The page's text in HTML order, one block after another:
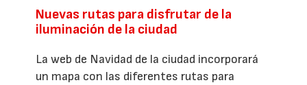
Nuevas rutas para disfrutar de la
iluminación de la ciudad
La web de Navidad de la ciudad incorporará
un mapa con las diferentes rutas para